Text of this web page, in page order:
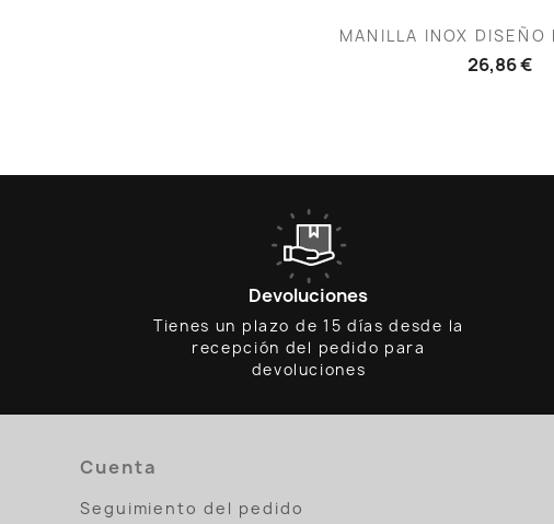
Vista
MANILLA INOX DISEÑO
26,86 €
Devoluciones
Tienes un plazo de 15 días desde la
recepción del pedido para
devoluciones
Cuenta
Seguimiento del pedido